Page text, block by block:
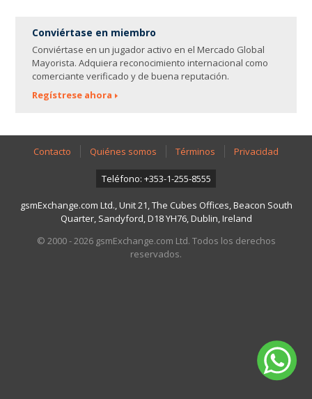
Conviértase en miembro
Conviértase en un jugador activo en el Mercado Global
Mayorista. Adquiera reconocimiento internacional como
comerciante verificado y de buena reputación.
Regístrese ahora
Contacto Quiénes somos Términos Privacidad
Teléfono: +353-1-255-8555
gsmExchange.com Ltd., Unit 21, The Cubes Offices, Beacon South
Quarter, Sandyford, D18 YH76, Dublin, Ireland
© 2000 - 2026 gsmExchange.com Ltd. Todos los derechos
reservados.